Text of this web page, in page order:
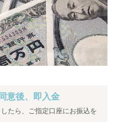
意後、即入金
たら、ご指定口座にお振込を